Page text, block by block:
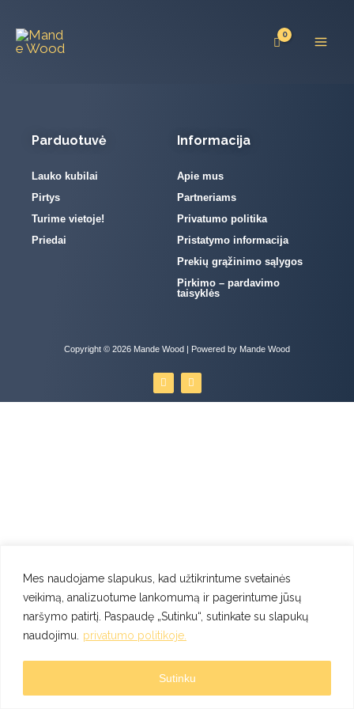
Mes naudojame slapukus, kad užtikrintume svetainės
veikimą, analizuotume lankomumą ir pagerintume jūsų
naršymo patirtį. Paspaudę „Sutinku“, sutinkate su slapukų
naudojimu.
privatumo politikoje.
Sutinku
prie
turinio
Parduotuvė
Lauko kubilai
Pirtys
Turime vietoje!
Priedai
Informacija
Apie mus
Partneriams
Privatumo politika
Pristatymo informacija
Prekių grąžinimo sąlygos
Pirkimo – pardavimo
taisyklės
Copyright © 2026 Mande Wood | Powered by Mande Wood
F
a
c
I
n
s